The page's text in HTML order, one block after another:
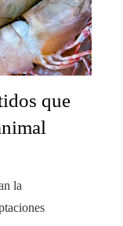
que
la